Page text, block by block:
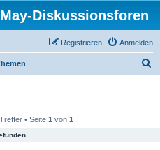
Diskussionsforen
Anmelden
Registrieren
• Seite 1 von 1